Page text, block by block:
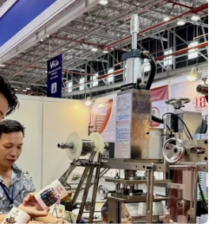
#Rượu vang
#Việt Nam-Italy
#Hiệp định thương mại tự do